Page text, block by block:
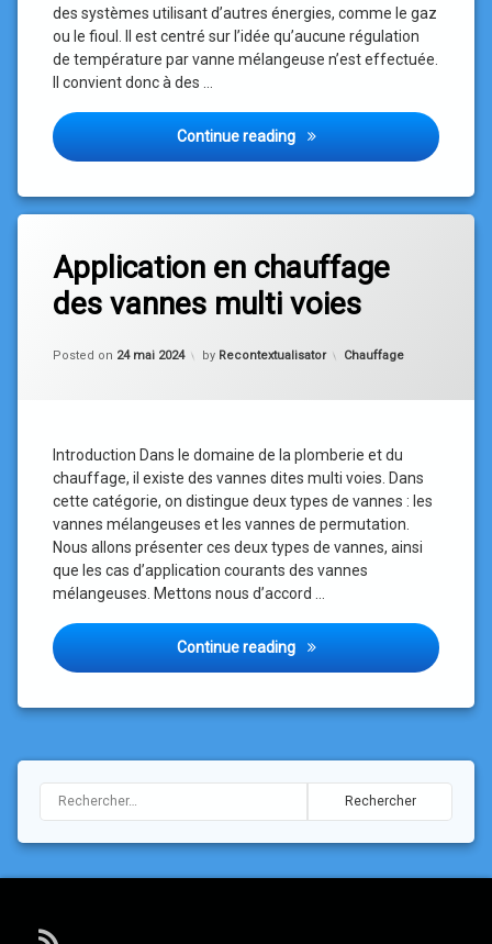
des systèmes utilisant d’autres énergies, comme le gaz
ou le fioul. Il est centré sur l’idée qu’aucune régulation
de température par vanne mélangeuse n’est effectuée.
Il convient donc à des …
Continue reading Circuit de chauffage pour
Application en chauffage
des vannes multi voies
Posted on 24 mai 2024
Updated on 15 juillet 2026
by Recontextualisator Categories:
Chauffage
Introduction Dans le domaine de la plomberie et du
chauffage, il existe des vannes dites multi voies. Dans
cette catégorie, on distingue deux types de vannes : les
vannes mélangeuses et les vannes de permutation.
Nous allons présenter ces deux types de vannes, ainsi
que les cas d’application courants des vannes
mélangeuses. Mettons nous d’accord …
Continue reading Application en chauffage
Rechercher :